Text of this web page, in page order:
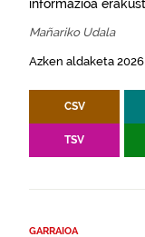
informazioa
Mañariko Udala
Azken aldaketa
CSV
TSV
GARRAIOA